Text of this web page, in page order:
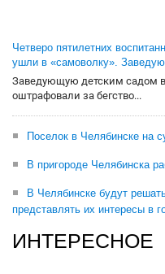
Четверо пятилетних
ушли в «самоволку».
Заведующую детским садом
оштрафовали за бегство...
Поселок в Челябинске на
В пригороде Челябинска
В Челябинске будут
представлять их интересы в
ИНТЕРЕСНОЕ